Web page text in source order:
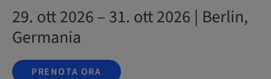
29. ott 2026 – 31. ott 2026 | Berlin,
Germania
PRENOTA ORA